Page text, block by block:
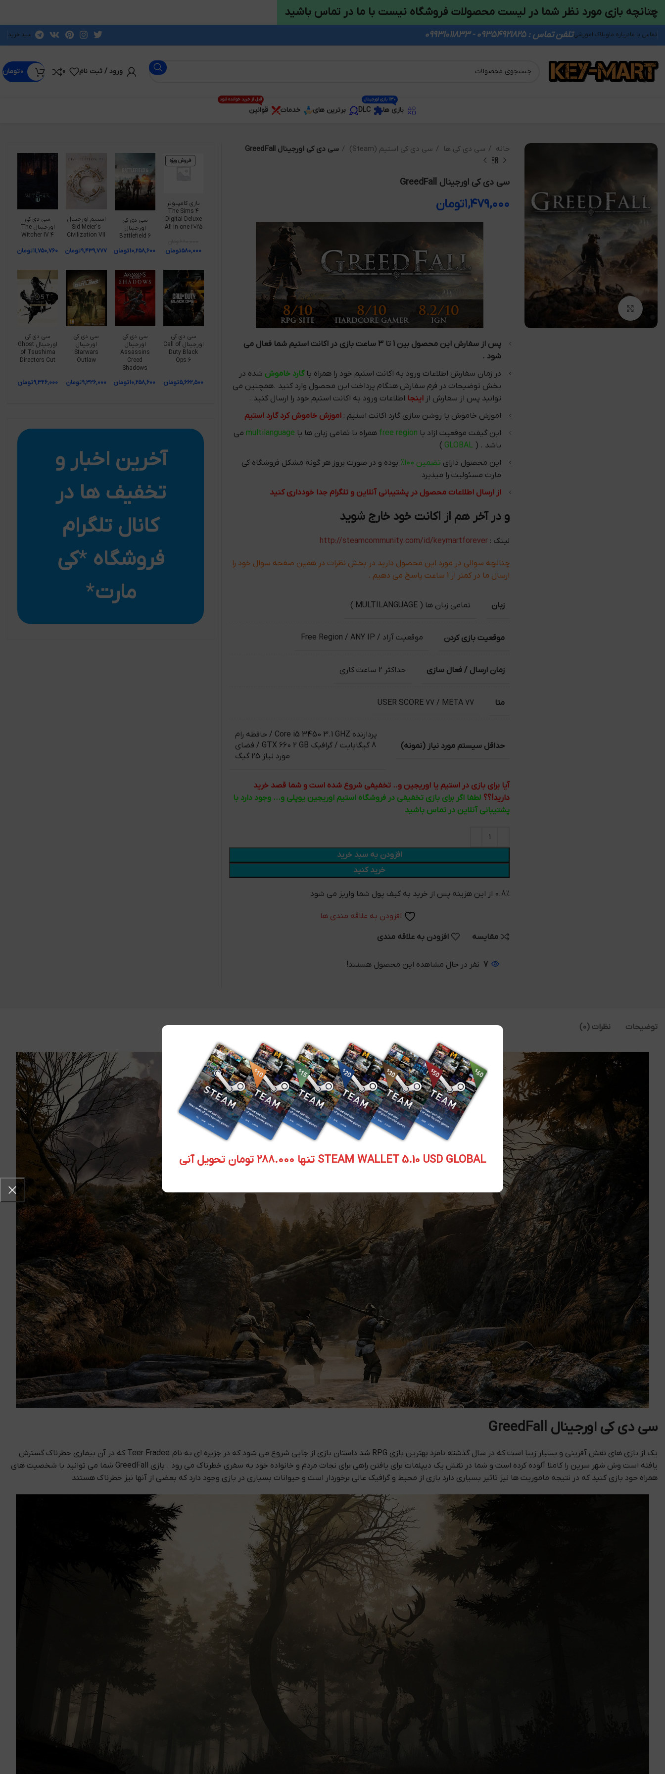
STEAM WALLET 5.10 USD GLOBAL تنها 288.000 تومان تحویل آنی
تماس با مادرباره ماوبلاگ اموزشیتلفن تماس : 09354921825 - 09931011833 سبد خرید
ورود / ثبت نام 0 ۰تومان
بازی ها
1130 بازی اورجینال
DLC برترین های خدمات قوانین
قبل از خرید خوانده شود
بزرگنمایی تصویر
خانه سی دی کی ها سی دی کی استیم (Steam) سی دی کی اورجینال GreedFall
سی دی کی اورجینال GreedFall
۱,۴۷۹,۰۰۰تومان
پس از سفارش این محصول بین 1 تا 3 ساعت بازی در اکانت استیم شما فعال می
شود .
در زمان سفارش اطلاعات ورود به اکانت استیم خود را همراه باگارد خاموش شده در
بخش توضیحات در فرم سفارش هنگام پرداخت این محصول وارد کنید .همچنین می
توانید پس از سفارش از اینجا اطلاعات ورود به اکانت استیم خود را ارسال کنید .
اموزش خاموش یا روشن سازی گارد اکانت استیم : اموزش خاموش کرد گارد استیم
این گیفت موقعیت ازاد یا free region همراه با تمامی زبان ها یا multilanguage می
باشد . ( GLOBAL
)
این محصول دارای تضمین 100%
بوده و در صورت بروز هر گونه مشکل فروشگاه کی
مارت مسئولیت را میذیرد
از ارسال اطلاعات محصول در پشتیبانی آنلاین و تلگرام جدا خودداری کنید
و در آخر هم از اکانت خود خارج شوید
لینک : http://steamcommunity.com/id/keymartforever
چنانچه سوالی در مورد این محصول دارید در بخش نظرات در همین صفحه سوال خود را
ارسال ما در کمتر از 1 ساعت پاسخ می دهیم .
زبان تمامی زبان ها ( MULTILANGUAGE )
موقعیت بازی کردن موقعیت آزاد / Free Region / ANY IP
زمان ارسال / فعال سازی حداکثر 2 ساعت کاری
متا USER SCORE 77 / META 77
حداقل سیستم مورد نیاز (نمونه)
پردازنده Core i5 3450 3.1 GHZ / حافظه رام
8 گیگابایت / گرافیک GTX 660 2 GB / فضای
مورد نیاز 25 گیگ
آیا برای بازی در استیم یا اوریجین و.. تخفیفی شروع شده است و شما قصد خرید
دارید!؟؟ لطفا اگر برای بازی تخفیفی در فروشگاه استیم اوریجین یوپلی و... وجود دارد با
پشتیبانی آنلاین در تماس باشید
افزودن به سبد خرید
خرید کنید
0.8% از این هزینه پس از خرید به کیف پول شما واریز می شود
افزودن به علاقه مندی ها
مقایسه افزودن به علاقه مندی
7 نفر در حال مشاهده این محصول هستند!
فروش ویژه
بازی کامپیوتر
The Sims 4
Digital Deluxe
All in one 2025
۵۸۰,۰۰۰تومان
سی دی کی
اورجینال
Battlefield 6
۱۰,۲۵۸,۶۰۰تومان
استیم اورجینال
Sid Meier's
Civilization VII
۹,۴۳۹,۷۷۷تومان
سی دی کی
اورجینال The
Witcher IV 4
۱۱,۷۵۰,۷۶۰تومان
سی دی کی
اورجینال Call of
Duty Black
Ops 6
۵,۶۶۲,۵۰۰تومان
سی دی کی
اورجینال
Assassins
Creed
Shadows
۱۰,۲۵۸,۶۰۰تومان
سی دی کی
اورجینال
Starwars
Outlaw
۹,۳۲۶,۰۰۰تومان
سی دی کی
اورجینال Ghost
of Tsushima
Directors Cut
۹,۳۲۶,۰۰۰تومان
آخرین اخبار و
تخفیف ها در
کانال تلگرام
فروشگاه *کی
مارت*
توضیحات نظرات (0)
سی دی کی اورجینال GreedFall
یک از بازی های نقش آفرینی و بسیار زیبا است که در سال گذشته نامزد بهترین بازی RPG شد داستان بازی از جایی شروع می شود که در جزیره ای به نام Teer Fradee که در آن بیماری خطرناک گسترش
یافته است وش شهر سرین را کاملا آلوده کرده است و شما در نقش یک دیپلمات برای یافتن راهی برای نجات مردم و خانواده خود به سفری خطرناک می رود . بازی GreedFall شما می توانید با شخصیت های
همراه حود بازی کنید که در نتیجه ماموریت ها نیز تاثیر بسیاری دارد بازی از محیط و گرافیک عالی برخوردار است و حیوانات بسیاری در بازی وجود دارد که بعضی از آنها نیز خطرناک هستند
چنانچه بازی مورد نظر شما در لیست محصولات فروشگاه نیست با ما در تماس باشید